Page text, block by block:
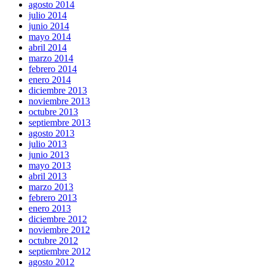
agosto 2014
julio 2014
junio 2014
mayo 2014
abril 2014
marzo 2014
febrero 2014
enero 2014
diciembre 2013
noviembre 2013
octubre 2013
septiembre 2013
agosto 2013
julio 2013
junio 2013
mayo 2013
abril 2013
marzo 2013
febrero 2013
enero 2013
diciembre 2012
noviembre 2012
octubre 2012
septiembre 2012
agosto 2012